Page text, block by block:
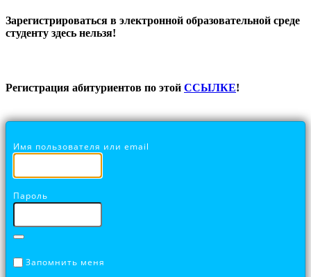
Зарегистрироваться в электронной образовательной среде
студенту здесь нельзя!
Регистрация абитуриентов по этой ССЫЛКЕ!
Имя пользователя или email
Пароль
Запомнить меня